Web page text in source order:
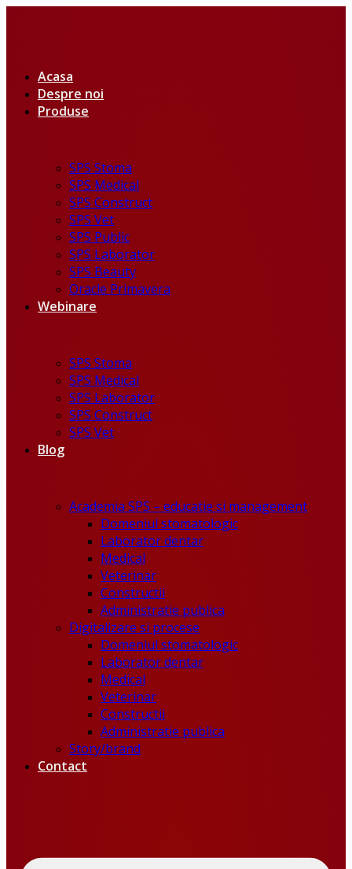
Acasa
Despre noi
Produse
SPS Stoma
SPS Medical
SPS Construct
SPS Vet
SPS Public
SPS Laborator
SPS Beauty
Oracle Primavera
Webinare
SPS Stoma
SPS Medical
SPS Laborator
SPS Construct
SPS Vet
Blog
Academia SPS – educatie si management
Domeniul stomatologic
Laborator dentar
Medical
Veterinar
Constructii
Administratie publica
Digitalizare si procese
Domeniul stomatologic
Laborator dentar
Medical
Veterinar
Constructii
Administratie publica
Story/brand
Contact